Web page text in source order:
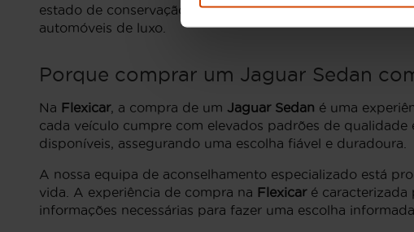
estado de conservação da viatura. Optar por um sedan
automóveis de luxo.
Porque comprar um Jaguar Sedan
Na Flexicar, a compra de um Jaguar Sedan é uma
cada veículo cumpre com elevados padrões de
disponíveis, assegurando uma escolha fiável e duradoura.
A nossa equipa de aconselhamento especializado está
vida. A experiência de compra na Flexicaré caracterizada
informações necessárias para fazer uma escolha